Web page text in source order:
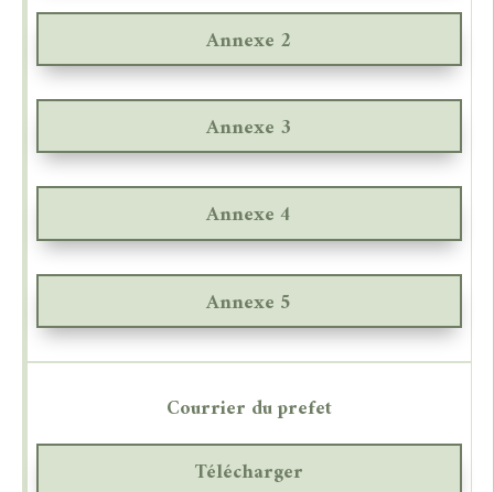
Annexe 2
Annexe 3
Annexe 4
Annexe 5
Courrier du prefet
Télécharger